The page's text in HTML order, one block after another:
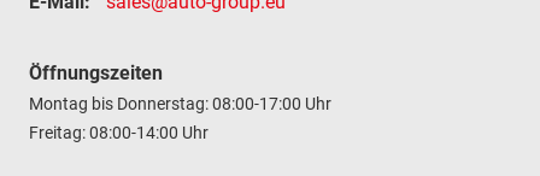
Öffnungszeiten
Montag bis Donnerstag: 08:00-17:00 Uhr
Freitag: 08:00-14:00 Uhr